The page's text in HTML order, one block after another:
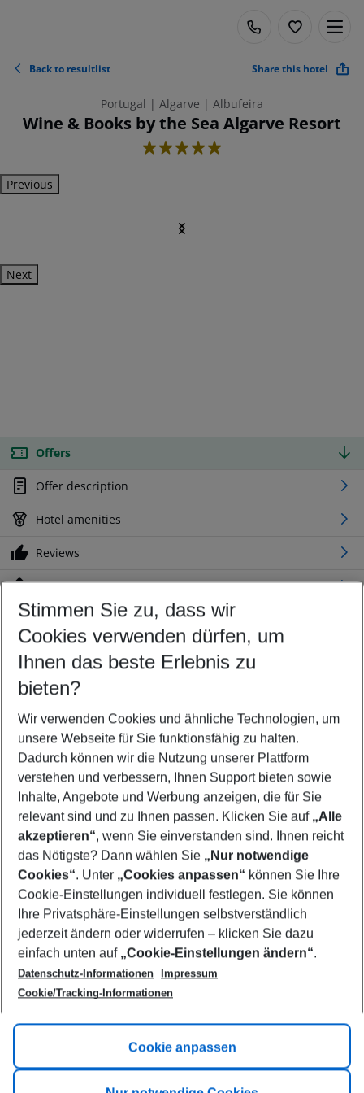
Back to resultlist Share this hotel
Portugal | Algarve | Albufeira
Wine & Books by the Sea Algarve Resort
5
Previous
Next
Offers
Offer description
Hotel amenities
Reviews
Location
Customize your offer
Find the perfect deal which suits your best
Your departure airport
Any airport
Select your date range
10/08/26–08/08/27 5-8 nights
Who will travel
2 adults No children
Show more filter
Footer
Footer navigation
Title A
Link A
Stimmen Sie zu, dass wir
Cookies verwenden dürfen, um
Ihnen das beste Erlebnis zu
bieten?
Wir verwenden Cookies und ähnliche Technologien, um
unsere Webseite für Sie funktionsfähig zu halten.
Dadurch können wir die Nutzung unserer Plattform
verstehen und verbessern, Ihnen Support bieten sowie
Inhalte, Angebote und Werbung anzeigen, die für Sie
relevant sind und zu Ihnen passen. Klicken Sie auf „Alle
akzeptieren“, wenn Sie einverstanden sind. Ihnen reicht
das Nötigste? Dann wählen Sie „Nur notwendige
Cookies“. Unter „Cookies anpassen“ können Sie Ihre
Cookie-Einstellungen individuell festlegen. Sie können
Ihre Privatsphäre-Einstellungen selbstverständlich
jederzeit ändern oder widerrufen – klicken Sie dazu
einfach unten auf „Cookie-Einstellungen ändern“.
Datenschutz-Informationen
Impressum
Cookie/Tracking-Informationen
Cookie anpassen